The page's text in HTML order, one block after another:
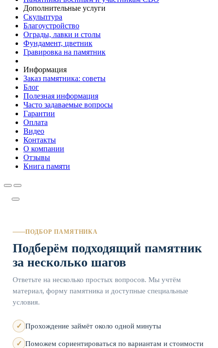
Дополнительные услуги
Скульптура
Благоустройство
Ограды, лавки и столы
Фундамент, цветник
Гравировка на памятник
Информация
Заказ памятника: советы
Блог
Полезная информация
Часто задаваемые вопросы
Гарантии
Оплата
Видео
Контакты
О компании
Отзывы
Книга памяти
ПОДБОР ПАМЯТНИКА
Подберём подходящий памятник
за несколько шагов
Ответьте на несколько простых вопросов. Мы учтём
материал, форму памятника и доступные специальные
условия.
Прохождение займёт около одной минуты
Поможем сориентироваться по вариантам и стоимости